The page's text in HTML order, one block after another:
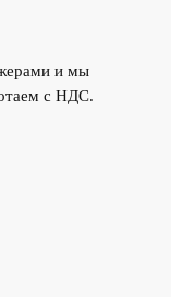
и мы
с НДС.